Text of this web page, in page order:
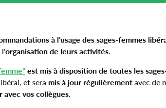
à l'usage des sages-femmes
l'organisation de leurs activités.
est mis à disposition de toutes les
et sera mis à jour régulièrement avec de
vos collègues.